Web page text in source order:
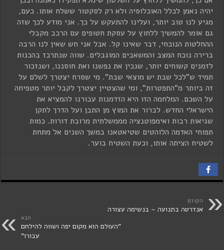
יהיה נאמן לכלל האוכלוסיה ולא רק לסקטור ששלח אותו. כעם,
מגיע לנו טוב יותר, ועלינו להתעקש על כך. אני מודע לכך שזה
גם אומר להמשיך ללחוץ על עסקת חטופים עם הרכב מקבלי
ההחלטות הנוכחי, דבר שאינו קל. אבל אני חש שאין לנו הרבה
ברירה נוכח המצב והמשאבים המוגבלים. שווה שנתרכז בהכנות
לזמנים קשוחים יותר, שנכין את נפשנו ואת חוסננו, ושנזכור
תמיד ש"לכל שבת יש מוצאי שבת". מי שסרח יצטרך לשלם על
זה ביותר מ"התפטרות", ומי שהצטיין יצטרך לקבל יותר מטפיחה
על השכם. המלחמה הזו היא הזדמנות עבורנו להמציא את
הישראלי החדש. לברור את המוץ מן התבן ועל הדרך לתקן
שגיאות רבות ואימפוטנציה מממשלתית מרובת דורות. כמות
תפוחי האדמה הלוהטים שטיאטאנו במשך השנים אל מתחת
לשטיח הציתה אותו, וכעת השטיח בוער.
הקודם
אנדרטה בתנועה – בנשימה עצורה
הבא
"העולם הוא מקום יפה ושווה להילחם
עבורו"